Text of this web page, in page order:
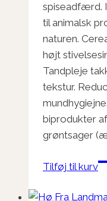
spiseadfærd.
til animalsk
naturen.
højt
Tandpleje
tekstur.
biprodukter
grøntsager
Tilføj til kurv